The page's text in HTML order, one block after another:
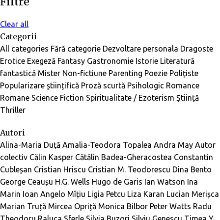
Clear all
Categorii
All categories Fără categorie Dezvoltare personala Dragoste
Erotice Exegeză Fantasy Gastronomie Istorie Literatură
fantastică Mister Non-fictiune Parenting Poezie Polițiste
Popularizare științifică Proză scurtă Psihologic Romance
Romane Science Fiction Spiritualitate / Ezoterism Știință
Thriller
Autori
Alina-Maria Duță Amalia-Teodora Topalea Andra May Autor
colectiv Călin Kasper Cătălin Badea-Gheracostea Constantin
Cubleșan Cristian Hriscu Cristian M. Teodorescu Dina Bento
George Ceaușu H.G. Wells Hugo de Garis Ian Watson Ina
Marin Ioan Angelo Mîțiu Ligia Petcu Liza Karan Lucian Merișca
Marian Truță Mircea Opriță Monica Bilbor Peter Watts Radu